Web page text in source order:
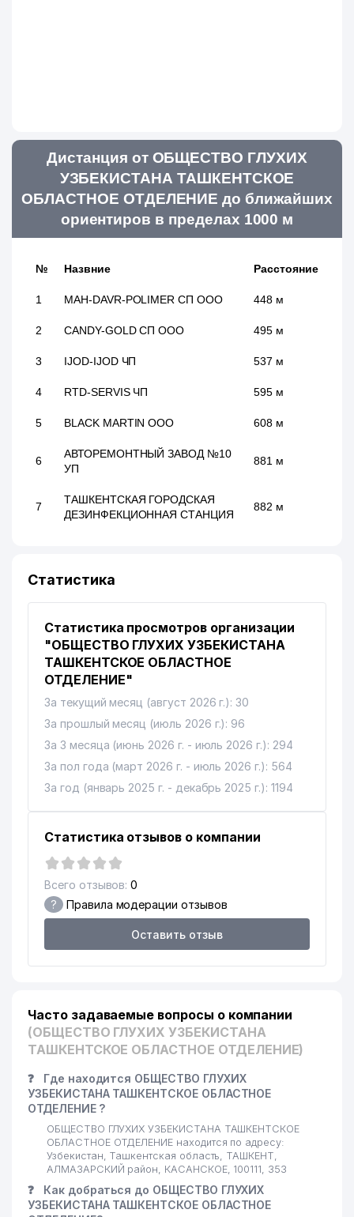
Дистанция от ОБЩЕСТВО ГЛУХИХ
УЗБЕКИСТАНА ТАШКЕНТСКОЕ
ОБЛАСТНОЕ ОТДЕЛЕНИЕ до ближайших
ориентиров в пределах 1000 м
№ Назвние Расстояние
1 MAH-DAVR-POLIMER СП ООО 448 м
2 CANDY-GOLD СП ООО 495 м
3 IJOD-IJOD ЧП 537 м
4 RTD-SERVIS ЧП 595 м
5 BLACK MARTIN ООО 608 м
6
АВТОРЕМОНТНЫЙ ЗАВОД №10
УП
881 м
7
ТАШКЕНТСКАЯ ГОРОДСКАЯ
ДЕЗИНФЕКЦИОННАЯ СТАНЦИЯ
882 м
Статистика
Статистика просмотров организации
"ОБЩЕСТВО ГЛУХИХ УЗБЕКИСТАНА
ТАШКЕНТСКОЕ ОБЛАСТНОЕ
ОТДЕЛЕНИЕ"
За текущий месяц (август 2026 г.): 30
За прошлый месяц (июль 2026 г.): 96
За 3 месяца (июнь 2026 г. - июль 2026 г.): 294
За пол года (март 2026 г. - июль 2026 г.): 564
За год (январь 2025 г. - декабрь 2025 г.): 1194
Статистика отзывов о компании
Всего отзывов: 0
? Правила модерации отзывов
Оставить отзыв
Часто задаваемые вопросы о компании
(ОБЩЕСТВО ГЛУХИХ УЗБЕКИСТАНА
ТАШКЕНТСКОЕ ОБЛАСТНОЕ ОТДЕЛЕНИЕ)
❓
Где находится ОБЩЕСТВО ГЛУХИХ
УЗБЕКИСТАНА ТАШКЕНТСКОЕ ОБЛАСТНОЕ
ОТДЕЛЕНИЕ ?
ОБЩЕСТВО ГЛУХИХ УЗБЕКИСТАНА ТАШКЕНТСКОЕ
ОБЛАСТНОЕ ОТДЕЛЕНИЕ находится по адресу:
Узбекистан, Ташкентская область, ТАШКЕНТ,
АЛМАЗАРСКИЙ район, КАСАНСКОЕ, 100111, 353
❓
Как добраться до ОБЩЕСТВО ГЛУХИХ
УЗБЕКИСТАНА ТАШКЕНТСКОЕ ОБЛАСТНОЕ